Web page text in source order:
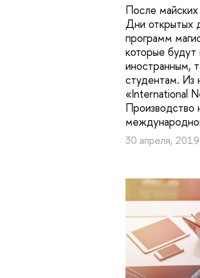
После
Дни открытых
программ
которые будут
иностранным,
студентам. Из
«International
Производство
30 апреля, 2019